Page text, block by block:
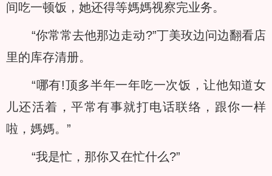
间吃一顿饭，她还得等媽媽视察完业务。
“你常常去他那边走动?”丁美玫边问边翻看店
里的库存清册。
“哪有!顶多半年一年吃一次饭，让他知道女
儿还活着，平常有事就打电话联络，跟你一样
啦，媽媽。”
“我是忙，那你又在忙什么?”